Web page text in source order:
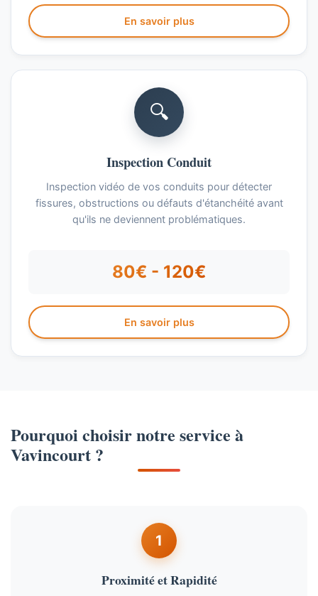
En savoir plus
🔍
Inspection Conduit
Inspection vidéo de vos conduits pour détecter
fissures, obstructions ou défauts d'étanchéité avant
qu'ils ne deviennent problématiques.
80€ - 120€
En savoir plus
Pourquoi choisir notre service à
Vavincourt ?
1
Proximité et Rapidité